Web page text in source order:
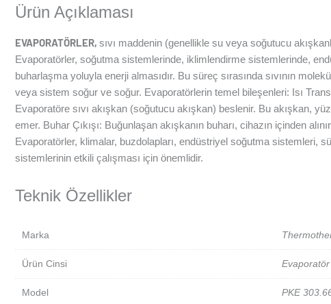
Ürün Açıklaması
EVAPORATÖRLER, sıvı maddenin (genellikle su veya soğutucu
Evaporatörler, soğutma sistemlerinde, iklimlendirme sistemlerinde,
buharlaşma yoluyla enerji almasıdır. Bu süreç sırasında sıvının
veya sistem soğur ve soğur. Evaporatörlerin temel bileşenleri: Isı
Evaporatöre sıvı akışkan (soğutucu akışkan) beslenir. Bu akışkan,
emer. Buhar Çıkışı: Buğunlaşan akışkanın buharı, cihazın içinden
Evaporatörler, klimalar, buzdolapları, endüstriyel soğutma sistemleri,
sistemlerinin etkili çalışması için önemlidir.
Teknik Özellikler
Marka
Ürün Cinsi Evaporatör
Model PKE